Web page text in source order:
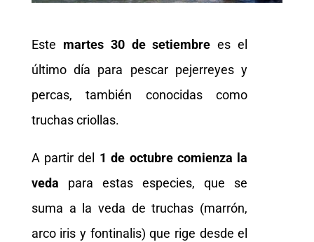
Este martes 30 de setiembrees el
último día para pescar pejerreyes y
percas, también conocidas como
truchas criollas.
A partir del 1 de octubre comienza la
veda para estas especies, que se
suma a la veda de truchas (marrón,
arco iris y fontinalis) que rige desde el